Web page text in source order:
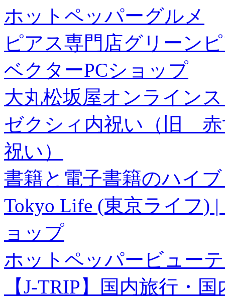
ホットペッパーグルメ
ピアス専門店グリーン
ベクターPCショップ
大丸松坂屋オンライン
ゼクシィ内祝い（旧 赤
祝い）
書籍と電子書籍のハイ
Tokyo Life (東京ライフ)
ョップ
ホットペッパービュー
【J-TRIP】国内旅行・